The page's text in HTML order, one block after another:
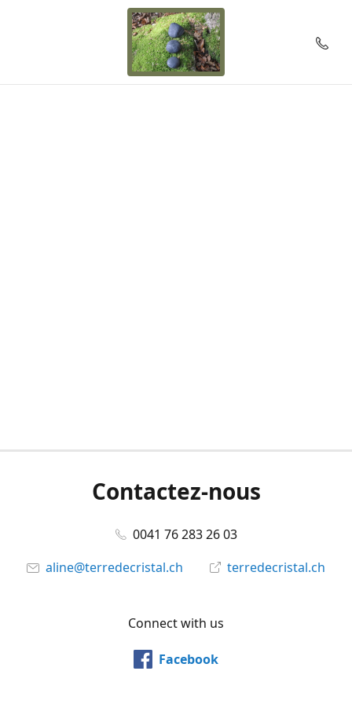
Contactez-nous
0041 76 283 26 03
aline@terredecristal.ch
terredecristal.ch
Connect with us
Facebook